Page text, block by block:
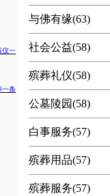
仪一
一条
与佛有缘(63)
社会公益(58)
殡葬礼仪(58)
公墓陵园(58)
白事服务(57)
殡葬用品(57)
殡葬服务(57)